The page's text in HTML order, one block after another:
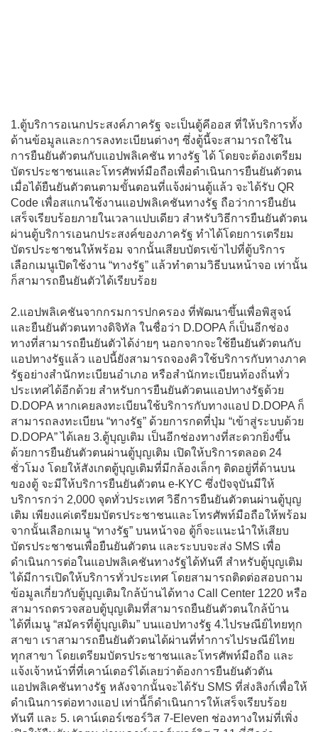
1.ตู้บริการอเนกประสงค์ภาครัฐ จะเป็นตู้คีออส ที่ให้บริการทั้ง
ด้านข้อมูลและการลงทะเบียนต่างๆ ซึ่งตู้นี้จะสามารถใช้ใน
การยืนยันตัวตนกับแอปพลิเคชัน ทางรัฐ ได้ โดยจะต้องเตรียม
บัตรประชาชนและโทรศัพท์มือถือเพื่อดำเนินการยืนยันตัวตน
เมื่อได้ยืนยันตัวตนตามขั้นตอนที่แจ้งผ่านตู้แล้ว จะได้รับ QR
Code เพื่อสแกนใช้งานแอปพลิเคชันทางรัฐ ถือว่าการยืนยัน
เสร็จเรียบร้อยภายในเวลาแปบเดียว สำหรับวิธีการยืนยันตัวตน
ผ่านตู้บริการเอนกประสงค์ของภาครัฐ ทำได้โดยการเตรียม
บัตรประชาชนให้พร้อม จากนั้นเสียบบัตรเข้าไปที่ตู้บริการ
เลือกเมนูเปิดใช้งาน “ทางรัฐ” แล้วทำตามวิธีบนหน้าจอ เท่านั้น
ก็สามารถยืนยันตัวได้เรียบร้อย
2.แอปพลิเคชันจากกรมการปกครอง ที่พัฒนาขึ้นเพื่อพิสูจน์
และยืนยันตัวตนทางดิจิทัล ในชื่อว่า D.DOPA ก็เป็นอีกช่อง
ทางที่สามารถยืนยันตัวได้ง่ายๆ นอกจากจะใช้ยืนยันตัวตนกับ
แอปทางรัฐแล้ว แอปนี้ยังสามารถจองคิวใช้บริการกับทางภาค
รัฐอย่างสำนักทะเบียนอำเภอ หรือสำนักทะเบียนท้องถิ่นทั่ว
ประเทศได้อีกด้วย สำหรับการยืนยันตัวตนแอปทางรัฐด้วย
D.DOPA หากเคยลงทะเบียนใช้บริการกับทางแอป D.DOPA ก็
สามารถลงทะเบียน “ทางรัฐ” ด้วยการกดที่ปุ่ม “เข้าสู่ระบบด้วย
D.DOPA” ได้เลย 3.ตู้บุญเติม เป็นอีกช่องทางที่สะดวกยิ่งขึ้น
ด้วยการยืนยันตัวตนผ่านตู้บุญเติม เปิดให้บริการตลอด 24
ชั่วโมง โดยให้สังเกตตู้บุญเติมที่มีกล้องเล็กๆ ติดอยู่ที่ด้านบน
ของตู้ จะมีให้บริการยืนยันตัวตน e-KYC ซึ่งปัจจุบันมีให้
บริการกว่า 2,000 จุดทั่วประเทศ วิธีการยืนยันตัวตนผ่านตู้บุญ
เติม เพียงแค่เตรียมบัตรประชาชนและโทรศัพท์มือถือให้พร้อม
จากนั้นเลือกเมนู “ทางรัฐ” บนหน้าจอ ตู้ก็จะแนะนำให้เสียบ
บัตรประชาชนเพื่อยืนยันตัวตน และระบบจะส่ง SMS เพื่อ
ดำเนินการต่อในแอปพลิเคชันทางรัฐได้ทันที สำหรับตู้บุญเติม
ได้มีการเปิดให้บริการทั่วประเทศ โดยสามารถติดต่อสอบถาม
ข้อมูลเกี่ยวกับตู้บุญเติมใกล้บ้านได้ทาง Call Center 1220 หรือ
สามารถตรวจสอบตู้บุญเติมที่สามารถยืนยันตัวตนใกล้บ้าน
ได้ที่เมนู “สมัครที่ตู้บุญเติม” บนแอปทางรัฐ 4.ไปรษณีย์ไทยทุก
สาขา เราสามารถยืนยันตัวตนได้ผ่านที่ทำการไปรษณีย์ไทย
ทุกสาขา โดยเตรียมบัตรประชาชนและโทรศัพท์มือถือ และ
แจ้งเจ้าหน้าที่ที่เคาน์เตอร์ได้เลยว่าต้องการยืนยันตัวตัน
แอปพลิเคชันทางรัฐ หลังจากนั้นจะได้รับ SMS ที่ส่งลิงก์เพื่อให้
ดำเนินการต่อทางแอป เท่านี้ก็ดำเนินการให้เสร็จเรียบร้อย
ทันที และ 5. เคาน์เตอร์เซอร์วิส 7-Eleven ช่องทางใหม่ที่เพิ่ง